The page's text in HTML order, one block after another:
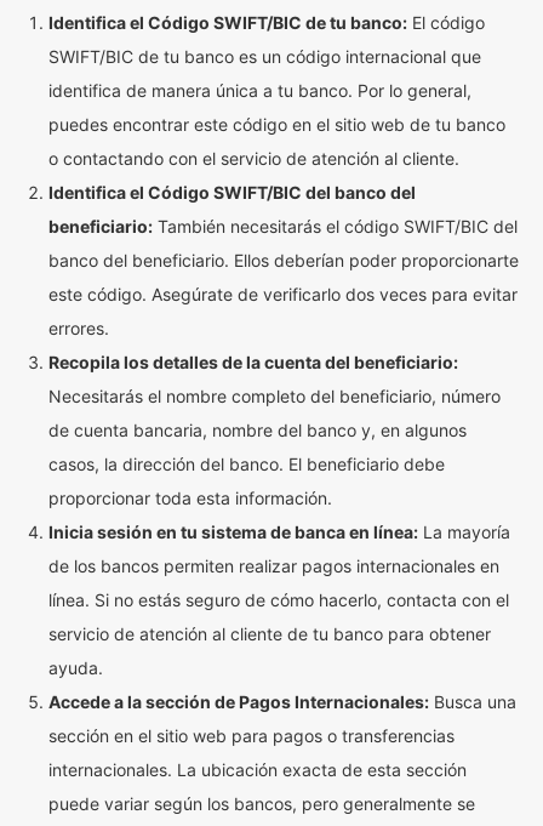
Identifica el Código SWIFT/BIC de tu banco: El código
SWIFT/BIC de tu banco es un código internacional que
identifica de manera única a tu banco. Por lo general,
puedes encontrar este código en el sitio web de tu banco
o contactando con el servicio de atención al cliente.
Identifica el Código SWIFT/BIC del banco del
beneficiario: También necesitarás el código SWIFT/BIC del
banco del beneficiario. Ellos deberían poder proporcionarte
este código. Asegúrate de verificarlo dos veces para evitar
errores.
Recopila los detalles de la cuenta del beneficiario:
Necesitarás el nombre completo del beneficiario, número
de cuenta bancaria, nombre del banco y, en algunos
casos, la dirección del banco. El beneficiario debe
proporcionar toda esta información.
Inicia sesión en tu sistema de banca en línea: La mayoría
de los bancos permiten realizar pagos internacionales en
línea. Si no estás seguro de cómo hacerlo, contacta con el
servicio de atención al cliente de tu banco para obtener
ayuda.
Accede a la sección de Pagos Internacionales: Busca una
sección en el sitio web para pagos o transferencias
internacionales. La ubicación exacta de esta sección
puede variar según los bancos, pero generalmente se